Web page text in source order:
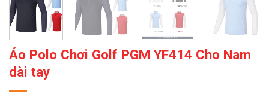
Áo Polo Chơi Golf PGM YF414 Cho Nam
dài tay